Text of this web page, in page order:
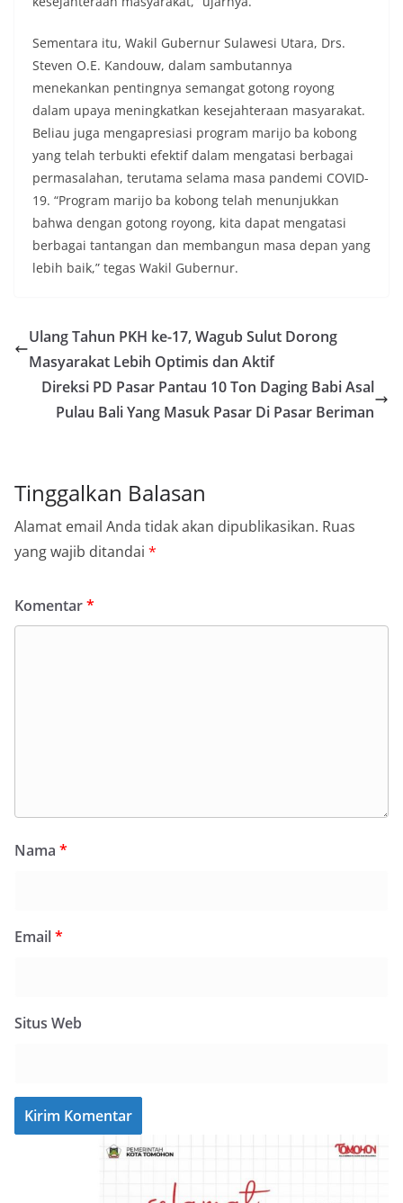
Sementara itu, Wakil Gubernur Sulawesi Utara, Drs.
Steven O.E. Kandouw, dalam sambutannya
menekankan pentingnya semangat gotong royong
dalam upaya meningkatkan kesejahteraan masyarakat.
Beliau juga mengapresiasi program marijo ba kobong
yang telah terbukti efektif dalam mengatasi berbagai
permasalahan, terutama selama masa pandemi COVID-
19. “Program marijo ba kobong telah menunjukkan
bahwa dengan gotong royong, kita dapat mengatasi
berbagai tantangan dan membangun masa depan yang
lebih baik,” tegas Wakil Gubernur.
Ulang Tahun PKH ke-17, Wagub Sulut Dorong
Masyarakat Lebih Optimis dan Aktif
Direksi PD Pasar Pantau 10 Ton Daging Babi Asal
Pulau Bali Yang Masuk Pasar Di Pasar Beriman
Tinggalkan Balasan
Alamat email Anda tidak akan dipublikasikan. Ruas
yang wajib ditandai *
Komentar*
Nama *
Email*
Situs Web